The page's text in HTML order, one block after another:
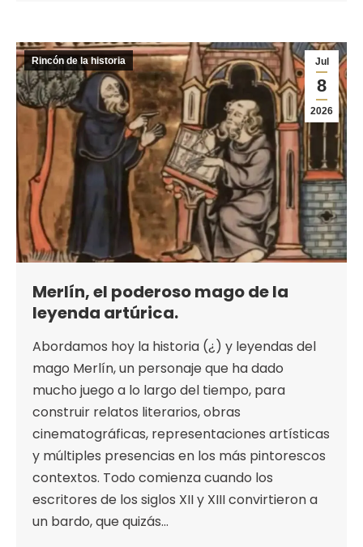
Jul
8
2026
Rincón de la historia
Merlín, el poderoso mago de la
leyenda artúrica.
Abordamos hoy la historia (¿) y leyendas del
mago Merlín, un personaje que ha dado
mucho juego a lo largo del tiempo, para
construir relatos literarios, obras
cinematográficas, representaciones artísticas
y múltiples presencias en los más pintorescos
contextos. Todo comienza cuando los
escritores de los siglos XII y XIII convirtieron a
un bardo, que quizás…